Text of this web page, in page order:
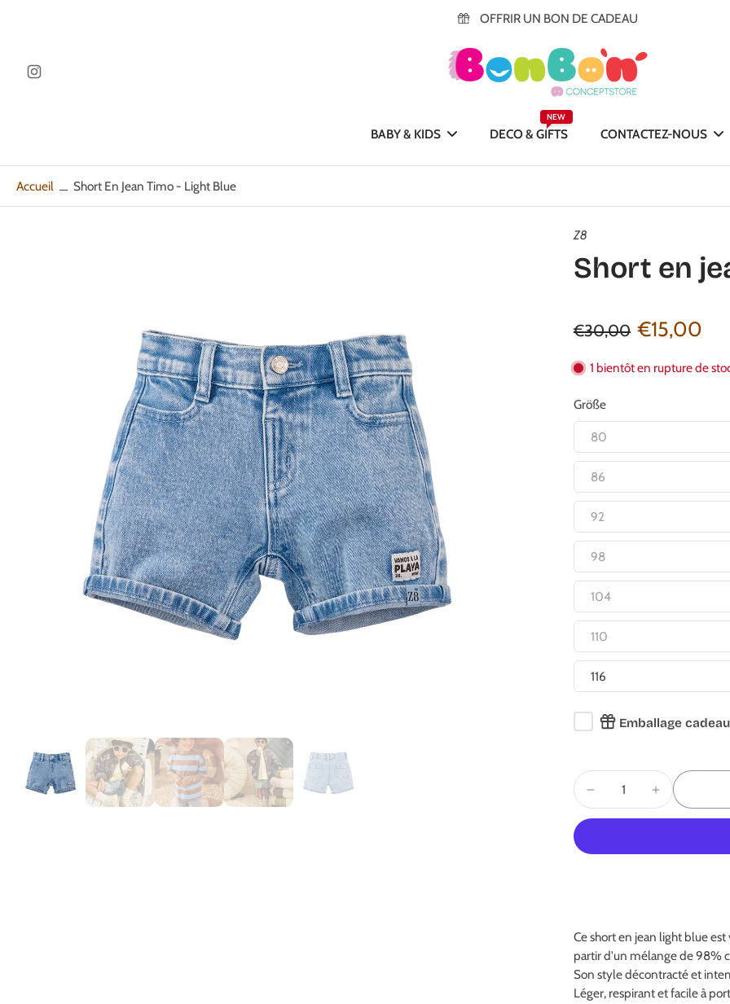
OFFRIR UN BON DE CADEAU
BABY & KIDS DECO & GIFTS
NEW
CONTACTEZ-NOUS
Accueil Short En Jean Timo - Light Blue
Z8
Short en
€30,00 €15,00
1 bientôt en rupture de
Größe
80
86
92
98
104
110
116
Emballage cadeau
Ce short en jean light blue
partir d'un mélange de 98%
Son style décontracté et
Léger, respirant et facile à